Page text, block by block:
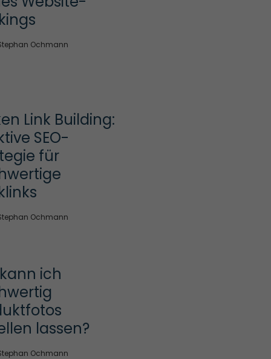
Ochmann
Link Building:
SEO-
für
Ochmann
ich
lassen?
Ochmann